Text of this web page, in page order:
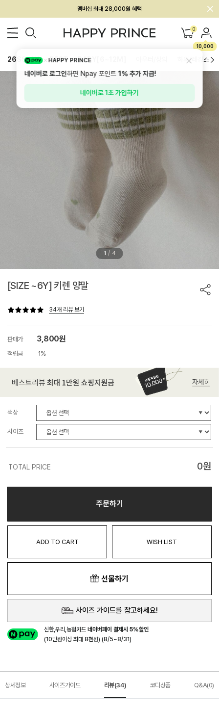
회원전용 아울렛, 가입하면 ~60% 할인!
멤버십 최대 28,000원 혜택 0
10,000
26SS 신상 BEST BABY[6~12M] 하의/레깅스
1 / 4
[SIZE ~6Y] 키렌 양말
34개 리뷰 보기
판매가 3,800원
적립금 1%
색상
사이즈
TOTAL PRICE 0원
주문하기
ADD TO CART WISH LIST
선물하기
사이즈 가이드를 참고하세요!
신한,우리,농협카드네이버페이 결제시 5%할인
(10만원이상 최대 8천원) (8/5~8/31)
상세정보 사이즈가이드 리뷰(34) 코디상품 Q&A(0)
HAPPY PRINCE
네이버로 로그인하면 Npay 포인트1%추가 지급!
네이버로 1초 가입하기